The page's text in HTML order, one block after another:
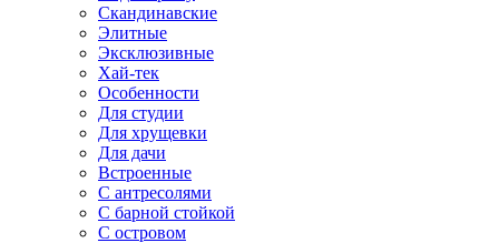
Скандинавские
Элитные
Эксклюзивные
Хай-тек
Особенности
Для студии
Для хрущевки
Для дачи
Встроенные
С антресолями
С барной стойкой
С островом